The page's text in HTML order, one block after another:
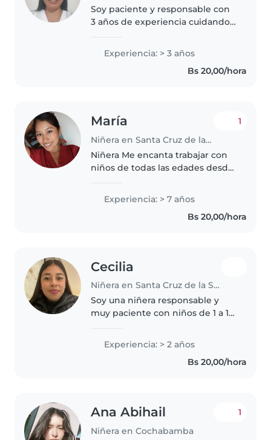
Soy paciente y responsable con
3 años de experiencia cuidando
preescolares. Me encanta leer,
dibujar, manualidades y música.
Estoy disponible en vuestro. Si..
Experiencia: > 3 años
Bs 20,00/hora
María
Niñera en Santa Cruz de la Sierra
1
Niñera Me encanta trabajar con
niños de todas las edades desde
experiencia. Tengo certificación
Experiencia: > 7 años
Bs 20,00/hora
Cecilia
Niñera en Santa Cruz de la Sierra
Soy una niñera responsable y
muy paciente con niños de 1 a 12
experiencia y actualmente
estudio Parvularia. Me encanta
Experiencia: > 2 años
Bs 20,00/hora
Ana Abihail
Niñera en Cochabamba
1